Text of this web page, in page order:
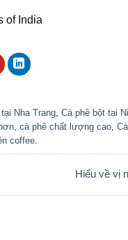
of India
Nha Trang Cà phê bột tại
cà phê chất lượng cao
coffee
Hiểu về vị